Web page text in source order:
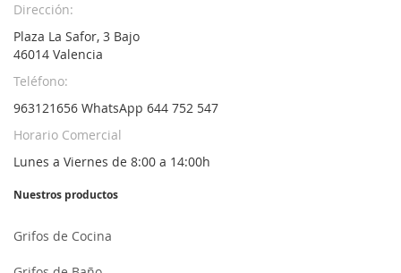
Dirección:
Plaza La Safor, 3 Bajo
46014 Valencia
Teléfono:
963121656 WhatsApp 644 752 547
Horario Comercial
Lunes a Viernes de 8:00 a 14:00h
Nuestros productos
Grifos de Cocina